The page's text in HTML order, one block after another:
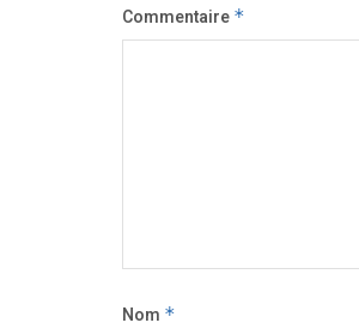
Commentaire *
Nom *